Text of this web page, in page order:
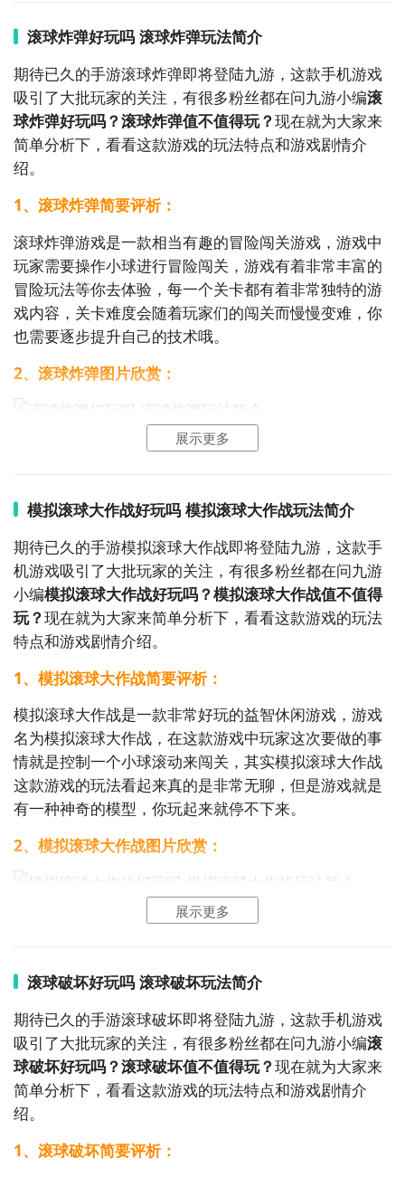
通过上面的游戏介绍和图片，可能大家对滚球大冲关有
大致的了解了，不过这么游戏要怎么样才能抢先体验到
呢？不用担心，目前九游客户端已经开通了测试提醒
了，通过在九游APP中搜索“滚球大冲关”，点击右边的
【订阅】或者是【开测提醒】，订阅游戏就不会错过最
先的下载机会了咯！
刷好游 上九游
滚球炸弹好玩吗 滚球炸弹玩法简介
期待已久的手游滚球炸弹即将登陆九游，这款手机游戏
吸引了大批玩家的关注，有很多粉丝都在问九游小编滚
球炸弹好玩吗？滚球炸弹值不值得玩？现在就为大家来
简单分析下，看看这款游戏的玩法特点和游戏剧情介
绍。
1、滚球炸弹简要评析：
滚球炸弹游戏是一款相当有趣的冒险闯关游戏，游戏中
玩家需要操作小球进行冒险闯关，游戏有着非常丰富的
冒险玩法等你去体验，每一个关卡都有着非常独特的游
戏内容，关卡难度会随着玩家们的闯关而慢慢变难，你
也需要逐步提升自己的技术哦。
2、滚球炸弹图片欣赏：
通过上面的游戏介绍和图片，可能大家对滚球炸弹有大
致的了解了，不过这么游戏要怎么样才能抢先体验到
呢？不用担心，目前九游客户端已经开通了测试提醒
了，通过在九游APP中搜索“滚球炸弹”，点击右边的
【订阅】或者是【开测提醒】，订阅游戏就不会错过最
先的下载机会了咯！
刷好游 上九游
立即下载
展示更多
模拟滚球大作战好玩吗 模拟滚球大作战玩法简介
期待已久的手游模拟滚球大作战即将登陆九游，这款手
机游戏吸引了大批玩家的关注，有很多粉丝都在问九游
小编模拟滚球大作战好玩吗？模拟滚球大作战值不值得
玩？现在就为大家来简单分析下，看看这款游戏的玩法
特点和游戏剧情介绍。
1、模拟滚球大作战简要评析：
模拟滚球大作战是一款非常好玩的益智休闲游戏，游戏
名为模拟滚球大作战，在这款游戏中玩家这次要做的事
情就是控制一个小球滚动来闯关，其实模拟滚球大作战
这款游戏的玩法看起来真的是非常无聊，但是游戏就是
有一种神奇的模型，你玩起来就停不下来。
2、模拟滚球大作战图片欣赏：
通过上面的游戏介绍和图片，可能大家对模拟滚球大作
战有大致的了解了，不过这么游戏要怎么样才能抢先体
验到呢？不用担心，目前九游客户端已经开通了测试提
醒了，通过在九游APP中搜索“模拟滚球大作战”，点击
右边的【订阅】或者是【开测提醒】，订阅游戏就不会
错过最先的下载机会了咯！
展示更多
滚球破坏好玩吗 滚球破坏玩法简介
期待已久的手游滚球破坏即将登陆九游，这款手机游戏
吸引了大批玩家的关注，有很多粉丝都在问九游小编滚
球破坏好玩吗？滚球破坏值不值得玩？现在就为大家来
简单分析下，看看这款游戏的玩法特点和游戏剧情介
绍。
1、滚球破坏简要评析：